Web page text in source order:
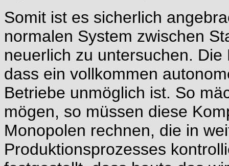
Somit ist es sicherlich
normalen System zwischen
neuerlich zu untersuchen.
dass ein vollkommen
Betriebe unmöglich ist. So
mögen, so müssen diese
Monopolen rechnen, die in
Produktionsprozesses